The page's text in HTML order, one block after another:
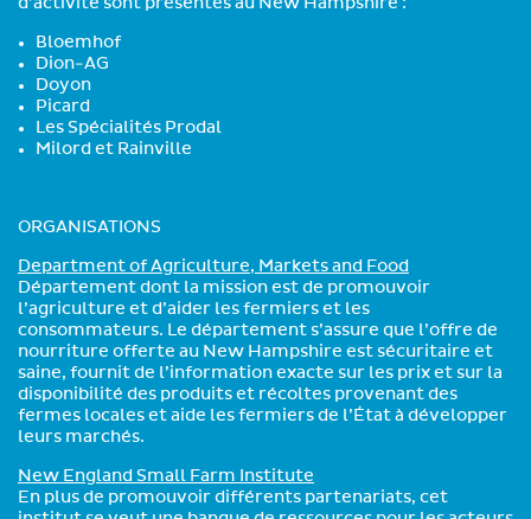
d’activité sont présentes au New Hampshire :
Bloemhof
Dion-AG
Doyon
Picard
Les Spécialités Prodal
Milord et Rainville
ORGANISATIONS
Department of Agriculture, Markets and Food
Département dont la mission est de promouvoir
l’agriculture et d’aider les fermiers et les
consommateurs. Le département s’assure que l’offre de
nourriture offerte au New Hampshire est sécuritaire et
saine, fournit de l’information exacte sur les prix et sur la
disponibilité des produits et récoltes provenant des
fermes locales et aide les fermiers de l’État à développer
leurs marchés.
New England Small Farm Institute
En plus de promouvoir différents partenariats, cet